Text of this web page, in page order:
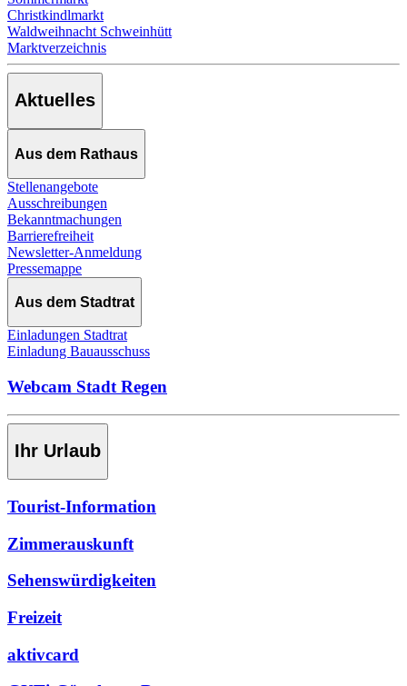
Christkindlmarkt
Waldweihnacht Schweinhütt
Marktverzeichnis
Aktuelles
Aus dem Rathaus
Stellenangebote
Ausschreibungen
Bekanntmachungen
Barrierefreiheit
Newsletter-Anmeldung
Pressemappe
Aus dem Stadtrat
Einladungen Stadtrat
Einladung Bauausschuss
Webcam Stadt Regen
Ihr Urlaub
Tourist-Information
Zimmerauskunft
Sehenswürdigkeiten
Freizeit
aktivcard